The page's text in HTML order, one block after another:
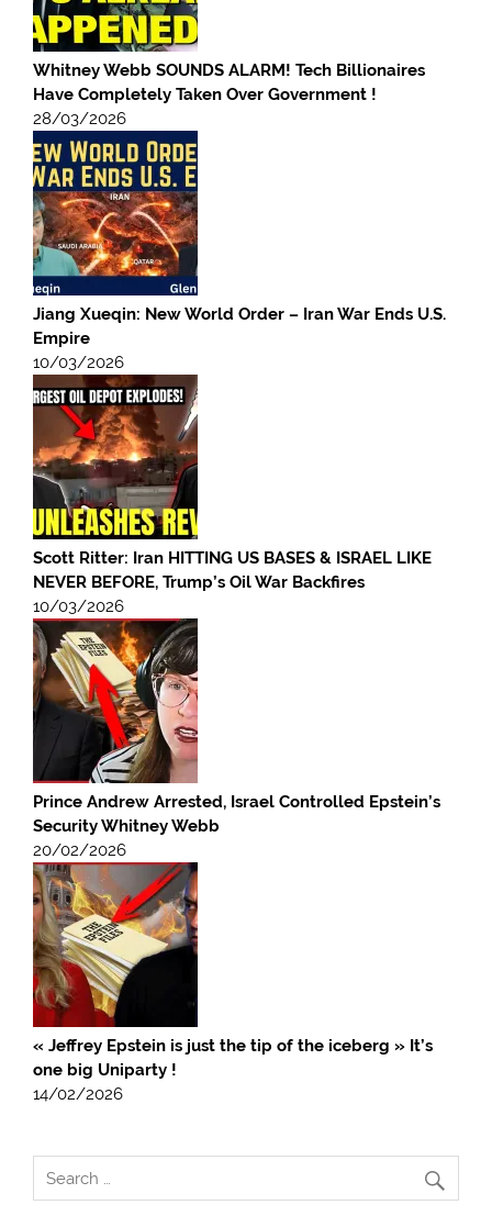
Whitney Webb SOUNDS ALARM! Tech Billionaires
Have Completely Taken Over Government !
28/03/2026
Jiang Xueqin: New World Order – Iran War Ends U.S.
Empire
10/03/2026
Scott Ritter: Iran HITTING US BASES & ISRAEL LIKE
NEVER BEFORE, Trump’s Oil War Backfires
10/03/2026
Prince Andrew Arrested, Israel Controlled Epstein’s
Security Whitney Webb
20/02/2026
« Jeffrey Epstein is just the tip of the iceberg » It’s
one big Uniparty !
14/02/2026